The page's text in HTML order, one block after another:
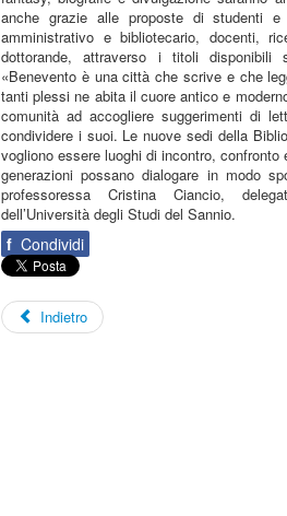
anche grazie alle proposte di studenti e
amministrativo e bibliotecario, docenti,
dottorande, attraverso i titoli disponibili
«Benevento è una città che scrive e che
tanti plessi ne abita il cuore antico e
comunità ad accogliere suggerimenti di
condividere i suoi. Le nuove sedi della
vogliono essere luoghi di incontro,
generazioni possano dialogare in modo
professoressa Cristina Ciancio,
dell’Università degli Studi del Sannio.
f Condividi
Indietro